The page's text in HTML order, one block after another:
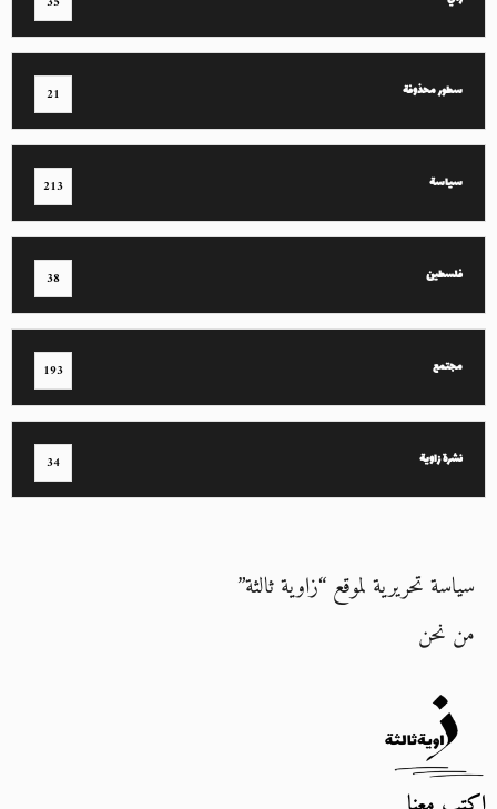
سطور محذوفة 21
سياسة 213
فلسطين 38
مجتمع 193
نشرة زاوية 34
سياسة تحريرية لموقع “زاوية ثالثة”
من نحن